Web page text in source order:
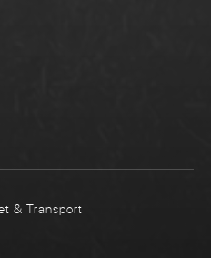
& Transport